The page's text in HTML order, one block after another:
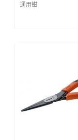
通用钳